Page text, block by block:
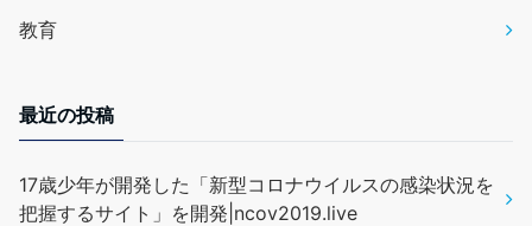
教育
最近の投稿
17歳少年が開発した「新型コロナウイルスの感染状況を
把握するサイト」を開発|ncov2019.live